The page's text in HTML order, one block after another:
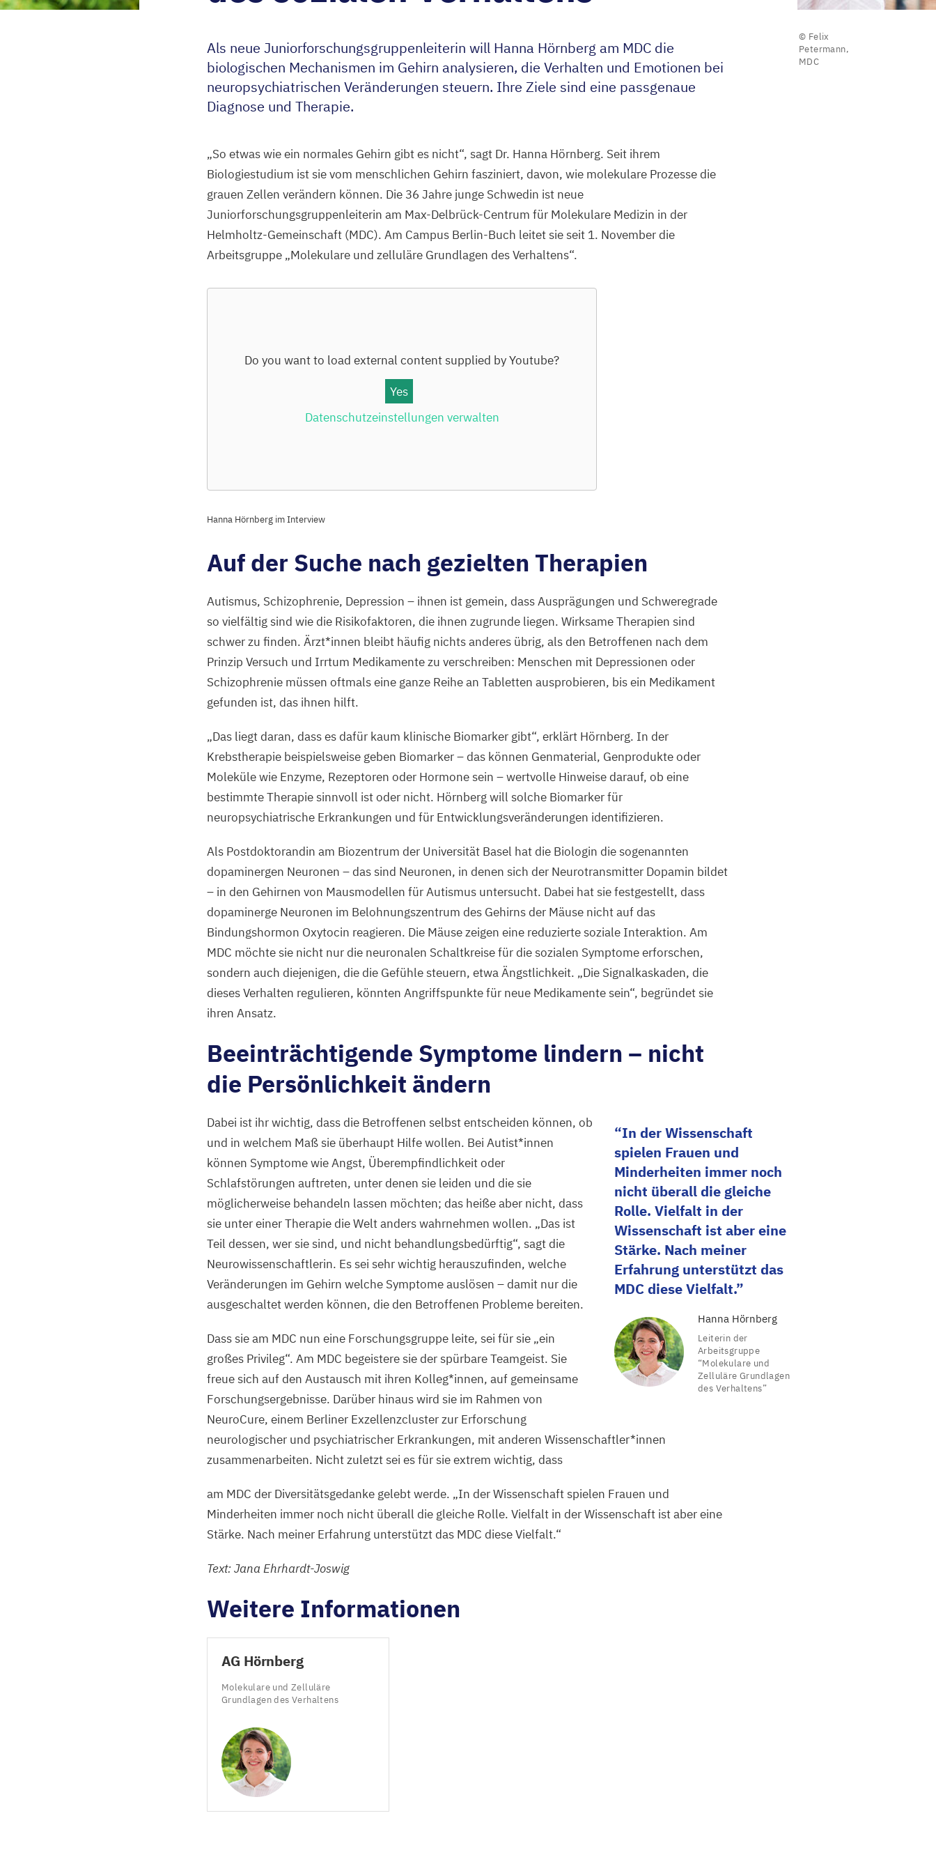
© Felix
Petermann,
MDC
Als neue Juniorforschungsgruppenleiterin will Hanna Hörnberg am MDC die
biologischen Mechanismen im Gehirn analysieren, die Verhalten und Emotionen bei
neuropsychiatrischen Veränderungen steuern. Ihre Ziele sind eine passgenaue
Diagnose und Therapie.
„So etwas wie ein normales Gehirn gibt es nicht“, sagt Dr. Hanna Hörnberg. Seit ihrem
Biologiestudium ist sie vom menschlichen Gehirn fasziniert, davon, wie molekulare Prozesse die
grauen Zellen verändern können. Die 36 Jahre junge Schwedin ist neue
Juniorforschungsgruppenleiterin am Max-Delbrück-Centrum für Molekulare Medizin in der
Helmholtz-Gemeinschaft (MDC). Am Campus Berlin-Buch leitet sie seit 1. November die
Arbeitsgruppe „Molekulare und zelluläre Grundlagen des Verhaltens“.
Do you want to load external content supplied byYoutube?
Yes
Datenschutzeinstellungen verwalten
Hanna Hörnberg im Interview
Auf der Suche nach gezielten Therapien
Autismus, Schizophrenie, Depression – ihnen ist gemein, dass Ausprägungen und Schweregrade
so vielfältig sind wie die Risikofaktoren, die ihnen zugrunde liegen. Wirksame Therapien sind
schwer zu finden. Ärzt*innen bleibt häufig nichts anderes übrig, als den Betroffenen nach dem
Prinzip Versuch und Irrtum Medikamente zu verschreiben: Menschen mit Depressionen oder
Schizophrenie müssen oftmals eine ganze Reihe an Tabletten ausprobieren, bis ein Medikament
gefunden ist, das ihnen hilft.
„Das liegt daran, dass es dafür kaum klinische Biomarker gibt“, erklärt Hörnberg. In der
Krebstherapie beispielsweise geben Biomarker – das können Genmaterial, Genprodukte oder
Moleküle wie Enzyme, Rezeptoren oder Hormone sein – wertvolle Hinweise darauf, ob eine
bestimmte Therapie sinnvoll ist oder nicht. Hörnberg will solche Biomarker für
neuropsychiatrische Erkrankungen und für Entwicklungsveränderungen identifizieren.
Als Postdoktorandin am Biozentrum der Universität Basel hat die Biologin die sogenannten
dopaminergen Neuronen – das sind Neuronen, in denen sich der Neurotransmitter Dopamin bildet
– in den Gehirnen von Mausmodellen für Autismus untersucht. Dabei hat sie festgestellt, dass
dopaminerge Neuronen im Belohnungszentrum des Gehirns der Mäuse nicht auf das
Bindungshormon Oxytocin reagieren. Die Mäuse zeigen eine reduzierte soziale Interaktion. Am
MDC möchte sie nicht nur die neuronalen Schaltkreise für die sozialen Symptome erforschen,
sondern auch diejenigen, die die Gefühle steuern, etwa Ängstlichkeit. „Die Signalkaskaden, die
dieses Verhalten regulieren, könnten Angriffspunkte für neue Medikamente sein“, begründet sie
ihren Ansatz.
Beeinträchtigende Symptome lindern – nicht
die Persönlichkeit ändern
In der Wissenschaft
spielen Frauen und
Minderheiten immer noch
nicht überall die gleiche
Rolle. Vielfalt in der
Wissenschaft ist aber eine
Stärke. Nach meiner
Erfahrung unterstützt das
MDCdiese Vielfalt.
Hanna Hörnberg
Leiterin der
Arbeitsgruppe
“Molekulare und
Zelluläre Grundlagen
des Verhaltens”
Dabei ist ihr wichtig, dass die Betroffenen selbst entscheiden können, ob
und in welchem Maß sie überhaupt Hilfe wollen. Bei Autist*innen
können Symptome wie Angst, Überempfindlichkeit oder
Schlafstörungen auftreten, unter denen sie leiden und die sie
möglicherweise behandeln lassen möchten; das heiße aber nicht, dass
sie unter einer Therapie die Welt anders wahrnehmen wollen. „Das ist
Teil dessen, wer sie sind, und nicht behandlungsbedürftig“, sagt die
Neurowissenschaftlerin. Es sei sehr wichtig herauszufinden, welche
Veränderungen im Gehirn welche Symptome auslösen – damit nur die
ausgeschaltet werden können, die den Betroffenen Probleme bereiten.
Dass sie am MDC nun eine Forschungsgruppe leite, sei für sie „ein
großes Privileg“. Am MDC begeistere sie der spürbare Teamgeist. Sie
freue sich auf den Austausch mit ihren Kolleg*innen, auf gemeinsame
Forschungsergebnisse. Darüber hinaus wird sie im Rahmen von
NeuroCure, einem Berliner Exzellenzcluster zur Erforschung
neurologischer und psychiatrischer Erkrankungen, mit anderen Wissenschaftler*innen
zusammenarbeiten. Nicht zuletzt sei es für sie extrem wichtig, dass
am MDC der Diversitätsgedanke gelebt werde. „In der Wissenschaft spielen Frauen und
Minderheiten immer noch nicht überall die gleiche Rolle. Vielfalt in der Wissenschaft ist aber eine
Stärke. Nach meiner Erfahrung unterstützt das MDC diese Vielfalt.“
Text: Jana Ehrhardt-Joswig
Weitere Informationen
AG Hörnberg
Molekulare und Zelluläre
Grundlagen des Verhaltens